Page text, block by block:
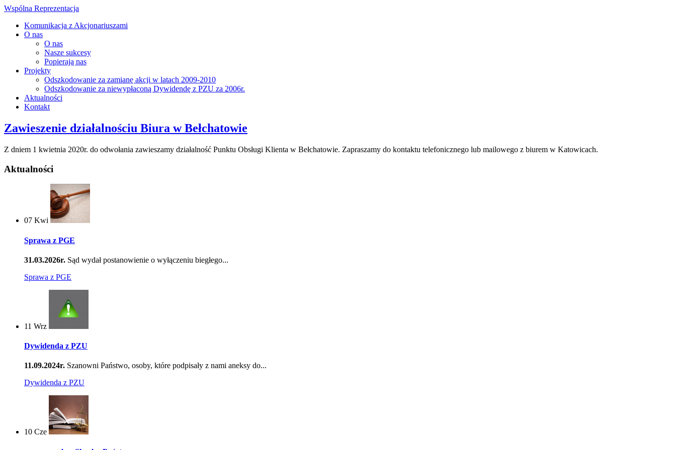
Wspólna Reprezentacja
Komunikacja z Akcjonariuszami
O nas
O nas
Nasze sukcesy
Popierają nas
Projekty
Odszkodowanie za zamianę akcji w latach 2009-2010
Odszkodowanie za niewypłaconą Dywidendę z PZU za 2006r.
Aktualności
Kontakt
Zawieszenie działalnościu Biura w Bełchatowie
Z dniem 1 kwietnia 2020r. do odwołania zawieszamy działalność Punktu Obsługi Klienta w Bełchatowie. Zapraszamy do kontaktu telefonicznego lub mailowego z biurem w Katowicach.
Aktualności
07 Kwi
Sprawa z PGE
31.03.2026r. Sąd wydał postanowienie o wyłączeniu biegłego...
Sprawa z PGE
11 Wrz
Dywidenda z PZU
11.09.2024r. Szanowni Państwo, osoby, które podpisały z nami aneksy do...
Dywidenda z PZU
10 Cze